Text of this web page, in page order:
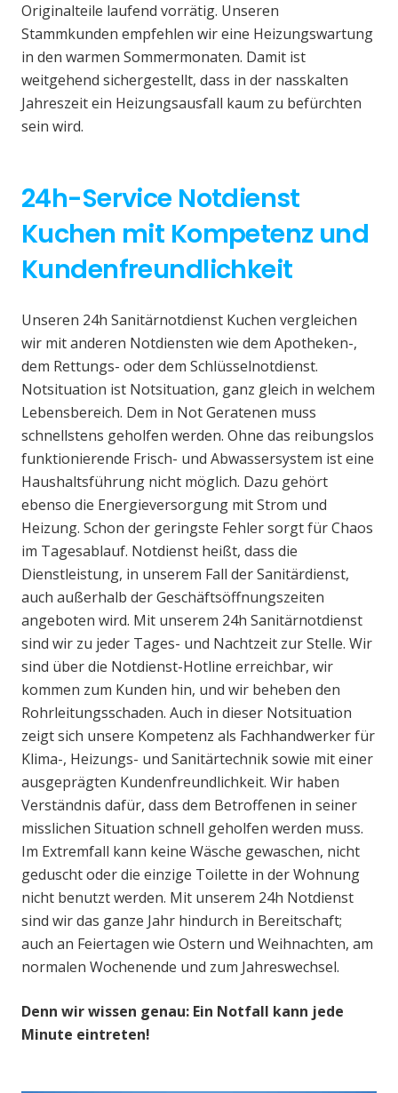
Originalteile laufend vorrätig. Unseren
Stammkunden empfehlen wir eine Heizungswartung
in den warmen Sommermonaten. Damit ist
weitgehend sichergestellt, dass in der nasskalten
Jahreszeit ein Heizungsausfall kaum zu befürchten
sein wird.
24h-Service Notdienst
Kuchen mit Kompetenz und
Kundenfreundlichkeit
Unseren 24h Sanitärnotdienst Kuchen vergleichen
wir mit anderen Notdiensten wie dem Apotheken-,
dem Rettungs- oder dem Schlüsselnotdienst.
Notsituation ist Notsituation, ganz gleich in welchem
Lebensbereich. Dem in Not Geratenen muss
schnellstens geholfen werden. Ohne das reibungslos
funktionierende Frisch- und Abwassersystem ist eine
Haushaltsführung nicht möglich. Dazu gehört
ebenso die Energieversorgung mit Strom und
Heizung. Schon der geringste Fehler sorgt für Chaos
im Tagesablauf. Notdienst heißt, dass die
Dienstleistung, in unserem Fall der Sanitärdienst,
auch außerhalb der Geschäftsöffnungszeiten
angeboten wird. Mit unserem 24h Sanitärnotdienst
sind wir zu jeder Tages- und Nachtzeit zur Stelle. Wir
sind über die Notdienst-Hotline erreichbar, wir
kommen zum Kunden hin, und wir beheben den
Rohrleitungsschaden. Auch in dieser Notsituation
zeigt sich unsere Kompetenz als Fachhandwerker für
Klima-, Heizungs- und Sanitärtechnik sowie mit einer
ausgeprägten Kundenfreundlichkeit. Wir haben
Verständnis dafür, dass dem Betroffenen in seiner
misslichen Situation schnell geholfen werden muss.
Im Extremfall kann keine Wäsche gewaschen, nicht
geduscht oder die einzige Toilette in der Wohnung
nicht benutzt werden. Mit unserem 24h Notdienst
sind wir das ganze Jahr hindurch in Bereitschaft;
auch an Feiertagen wie Ostern und Weihnachten, am
normalen Wochenende und zum Jahreswechsel.
Denn wir wissen genau: Ein Notfall kann jede
Minute eintreten!